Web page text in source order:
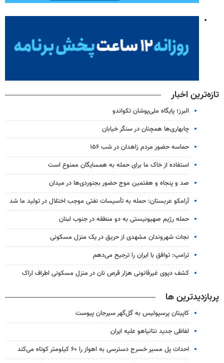
تازه‌ترین اخبار
البرز؛ پایگاه ملی‌پوشان تکواندو
چابهاری‌ها همچنان در سنگر خیابان
حماسه حضور مردم زاهدان در شب ۱۵۶
استفاده از خاک ما برای حمله به همسایگان ممنوع است
صد و پنجاه و هفتمین موج حضور بجنوردی‌ها در میدان
آرامکو عربستان: حمله به تأسیسات نفتی موجب اختلال در تولید ما شد
حمله رژیم صهیونیستی به دو منطقه در جنوب لبنان
نجات شهروندان مشهدی از حریق در یک منزل مسکونی
ترامپ: توافق با ایران را ترجیح می‌دهم
کشف دپوی غیرقانونی هزار قرص نان در منزل مسکونی اطراف اراک
پربازدیدترین ها
کاپیتان پرسپولیس به گل‌گهر سیرجان پیوست
لفاظی جدید نتانیاهو علیه ایران
احداث پل مسیر خسرج دسترسی به اهواز را ۶۰ کیلومتر کوتاه می‌کند